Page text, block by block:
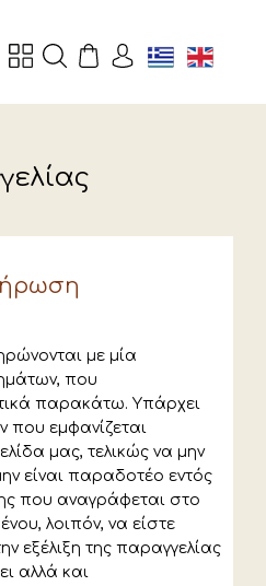
με μία
που
παρακάτω. Υπάρχει
που εμφανίζεται
μας, τελικώς να μην
είναι παραδοτέο εντός
που αναγράφεται στο
λοιπόν, να είστε
εξέλιξη της παραγγελίας
αλλά και